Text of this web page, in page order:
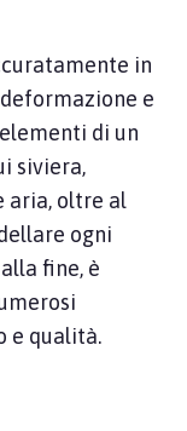
in
e
di un
siviera,
aria, oltre al
ogni
fine, è
e qualità.